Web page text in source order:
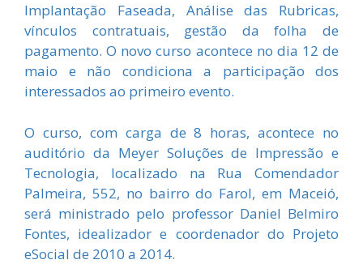
Implantação Faseada, Análise das Rubricas,
vínculos contratuais, gestão da folha de
pagamento. O novo curso acontece no dia 12 de
maio e não condiciona a participação dos
interessados ao primeiro evento.
O curso, com carga de 8 horas, acontece no
auditório da Meyer Soluções de Impressão e
Tecnologia, localizado na Rua Comendador
Palmeira, 552, no bairro do Farol, em Maceió,
será ministrado pelo professor Daniel Belmiro
Fontes, idealizador e coordenador do Projeto
eSocial de 2010 a 2014.